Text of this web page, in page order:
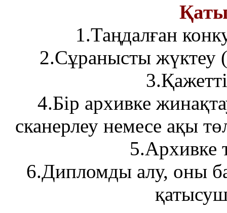
1.Таңдалған
2.Сұранысты жүктеу
4.Бір архивке
сканерлеу немесе ақы
5.Архивке
6.Дипломды алу, оны